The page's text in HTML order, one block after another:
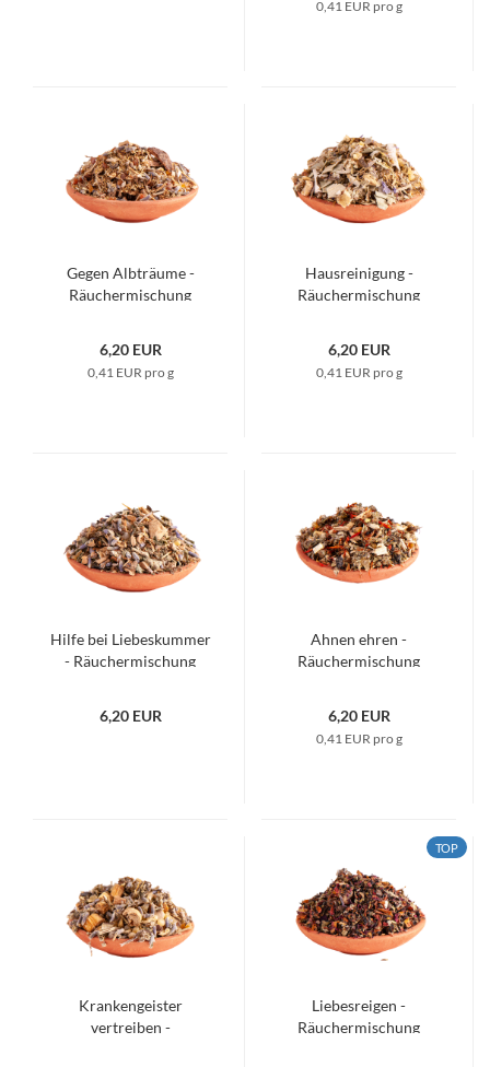
0,41 EUR pro g
Gegen Albträume -
Räuchermischung
6,20 EUR
0,41 EUR pro g
Hausreinigung -
Räuchermischung
6,20 EUR
0,41 EUR pro g
Hilfe bei Liebeskummer
- Räuchermischung
6,20 EUR
Ahnen ehren -
Räuchermischung
6,20 EUR
0,41 EUR pro g
Krankengeister
vertreiben -
TOP
Liebesreigen -
Räuchermischung